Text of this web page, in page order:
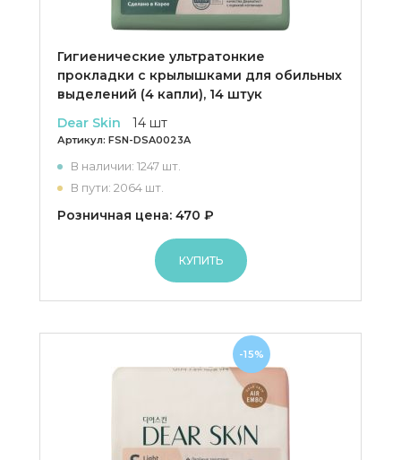
Гигиенические ультратонкие
прокладки с крылышками для обильных
выделений (4 капли), 14 штук
Dear Skin
14 шт
Артикул: FSN-DSA0023A
В наличии: 1247 шт.
В пути: 2064 шт.
Розничная цена: 470 ₽
КУПИТЬ
-15%